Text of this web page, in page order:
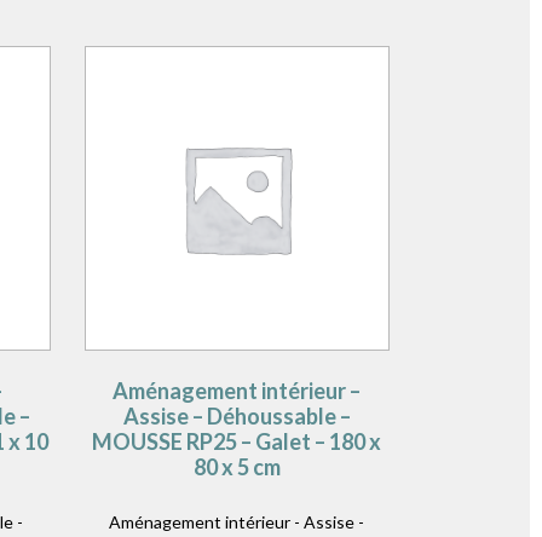
–
x 10
-
Aménagement intérieur –
Assise – Déhoussable –
MOUSSE RP25 – Galet – 180 x
80 x 5 cm
Aménagement intérieur - Assise -